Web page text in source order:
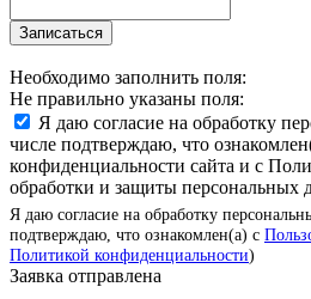
Записаться
Необходимо заполнить поля:
Не правильно указаны поля:
Я даю согласие на обработку
числе подтверждаю, что
конфиденциальности сайта и с
обработки и защиты персональных
Я даю согласие на обработку
подтверждаю, что ознакомлен(а) с
Политикой конфиденциальности)
Заявка отправлена